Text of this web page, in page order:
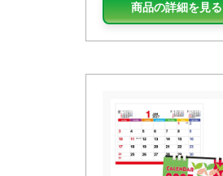
商品の詳細を見る